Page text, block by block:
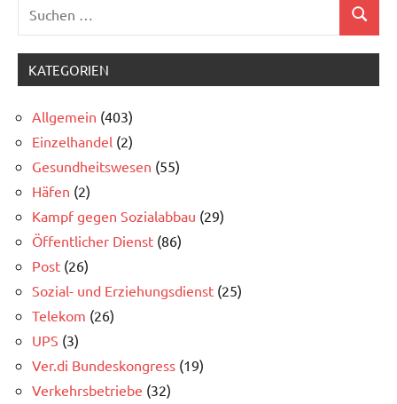
Suchen
KATEGORIEN
Allgemein (403)
Einzelhandel (2)
Gesundheitswesen (55)
Häfen (2)
Kampf gegen Sozialabbau (29)
Öffentlicher Dienst (86)
Post (26)
Sozial- und Erziehungsdienst (25)
Telekom (26)
UPS (3)
Ver.di Bundeskongress (19)
Verkehrsbetriebe (32)